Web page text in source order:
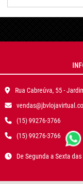
Rua Cabreúva, 55 -
(15) 99276-3766
(15) 99276-3766
De Segunda a Sexta